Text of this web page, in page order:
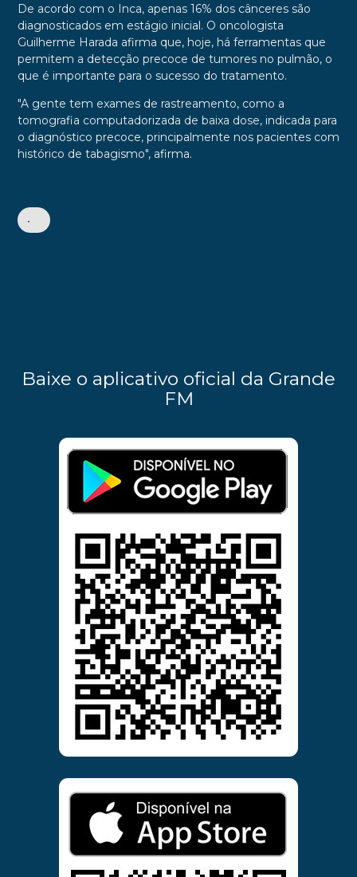
De acordo com o Inca, apenas 16% dos cânceres são
diagnosticados em estágio inicial. O oncologista
Guilherme Harada afirma que, hoje, há ferramentas que
permitem a detecção precoce de tumores no pulmão, o
que é importante para o sucesso do tratamento.
"A gente tem exames de rastreamento, como a
tomografia computadorizada de baixa dose, indicada para
o diagnóstico precoce, principalmente nos pacientes com
histórico de tabagismo", afirma.
•
Baixe o aplicativo oficial da Grande
FM